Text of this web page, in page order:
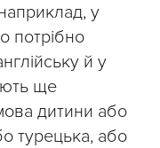
у
потрібно
й у
ще
дитини або
турецька, або